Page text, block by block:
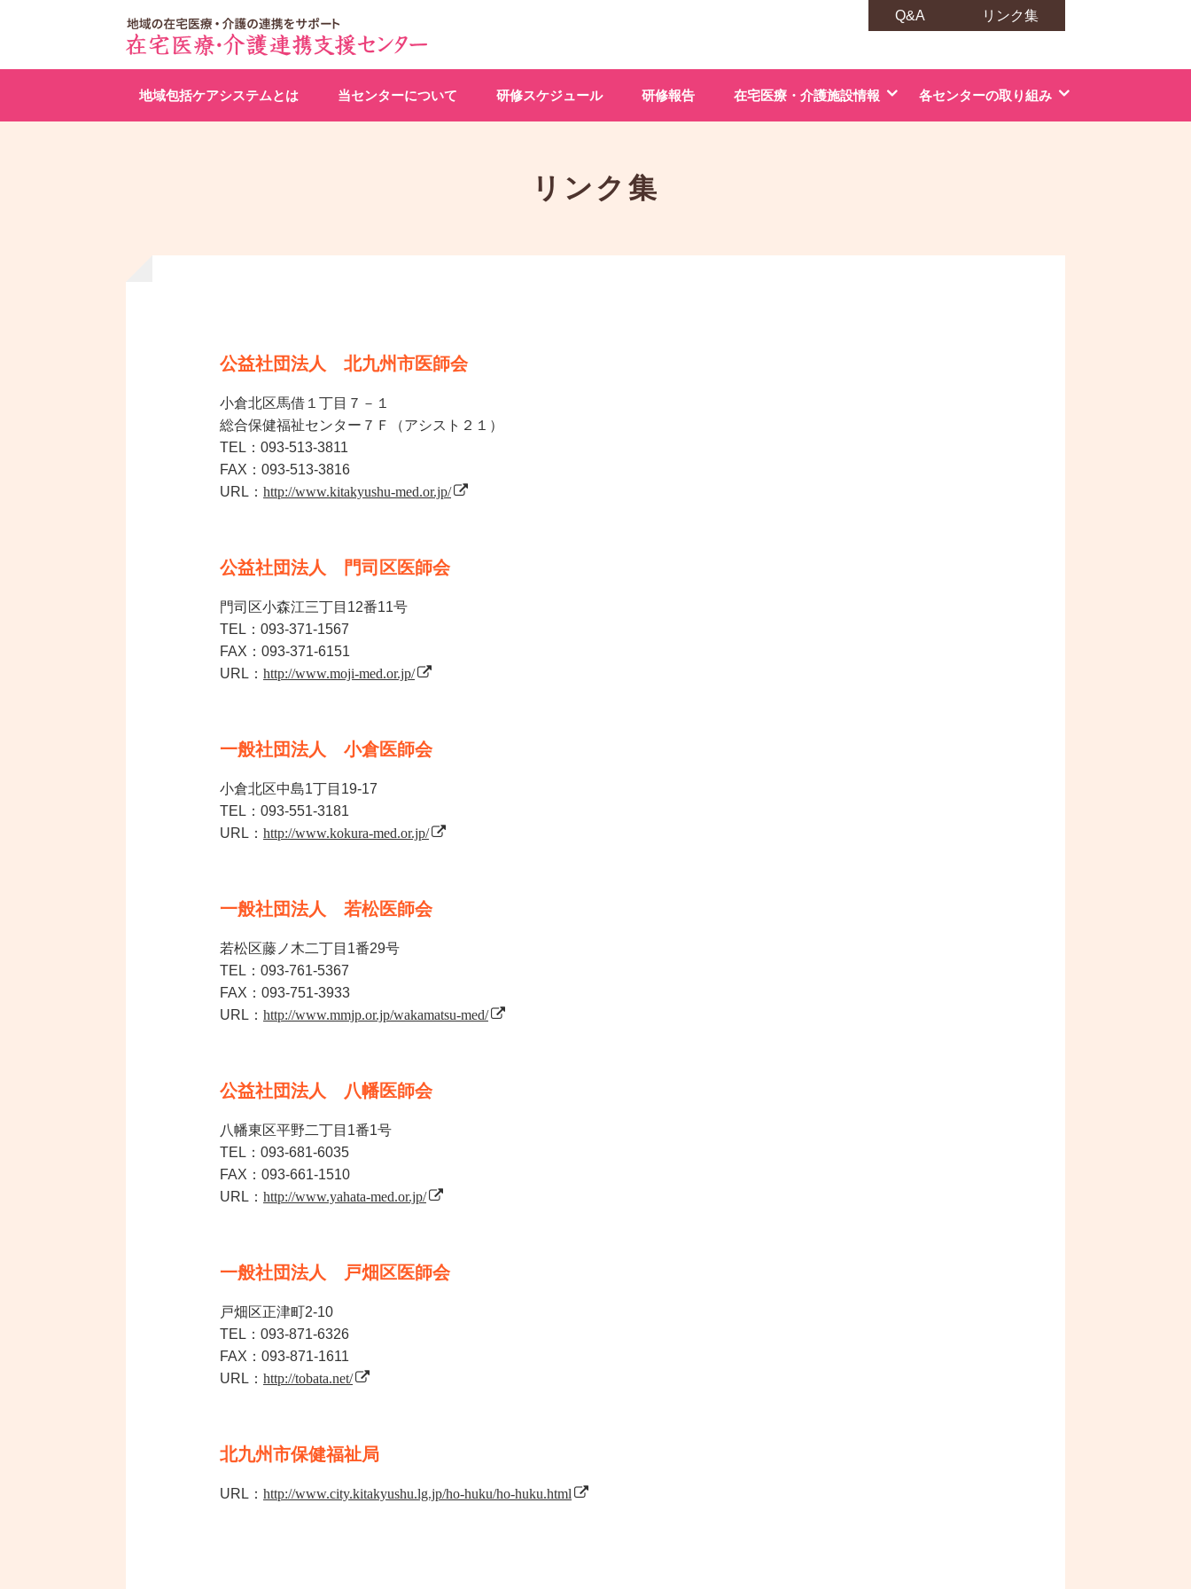
Q&A リンク集
地域包括ケアシステムとは 当センターについて 研修スケジュール 研修報告 在宅医療・介護施設情報 各センターの取り組み
リンク集
公益社団法人 北九州市医師会
小倉北区馬借１丁目７－１
総合保健福祉センター７Ｆ（アシスト２１）
TEL：093-513-3811
FAX：093-513-3816
URL： http://www.kitakyushu-med.or.jp/
公益社団法人 門司区医師会
門司区小森江三丁目12番11号
TEL：093-371-1567
FAX：093-371-6151
URL： http://www.moji-med.or.jp/
一般社団法人 小倉医師会
小倉北区中島1丁目19-17
TEL：093-551-3181
URL： http://www.kokura-med.or.jp/
一般社団法人 若松医師会
若松区藤ノ木二丁目1番29号
TEL：093-761-5367
FAX：093-751-3933
URL： http://www.mmjp.or.jp/wakamatsu-med/
公益社団法人 八幡医師会
八幡東区平野二丁目1番1号
TEL：093-681-6035
FAX：093-661-1510
URL： http://www.yahata-med.or.jp/
一般社団法人 戸畑区医師会
戸畑区正津町2-10
TEL：093-871-6326
FAX：093-871-1611
URL： http://tobata.net/
北九州市保健福祉局
URL： http://www.city.kitakyushu.lg.jp/ho-huku/ho-huku.html